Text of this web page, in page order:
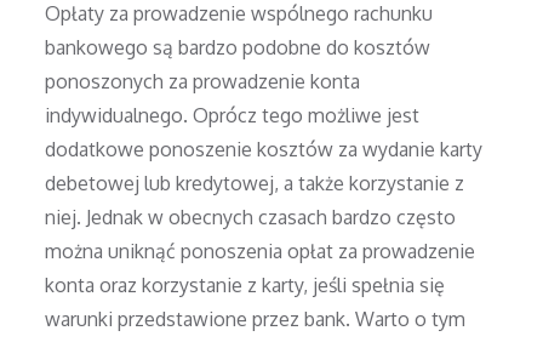
Opłaty za prowadzenie wspólnego rachunku
bankowego są bardzo podobne do kosztów
ponoszonych za prowadzenie konta
indywidualnego. Oprócz tego możliwe jest
dodatkowe ponoszenie kosztów za wydanie karty
debetowej lub kredytowej, a także korzystanie z
niej. Jednak w obecnych czasach bardzo często
można uniknąć ponoszenia opłat za prowadzenie
konta oraz korzystanie z karty, jeśli spełnia się
warunki przedstawione przez bank. Warto o tym